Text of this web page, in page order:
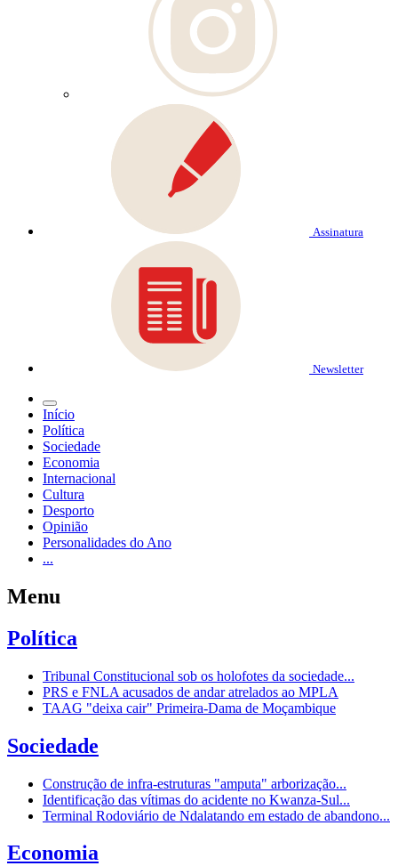
Assinatura
Newsletter
Início
Política
Sociedade
Economia
Internacional
Cultura
Desporto
Opinião
Personalidades do Ano
...
Menu
Política
Tribunal Constitucional sob os holofotes da sociedade...
PRS e FNLA acusados de andar atrelados ao MPLA
TAAG "deixa cair" Primeira-Dama de Moçambique
Sociedade
Construção de infra-estruturas "amputa" arborização...
Identificação das vítimas do acidente no Kwanza-Sul...
Terminal Rodoviário de Ndalatando em estado de abandono...
Economia